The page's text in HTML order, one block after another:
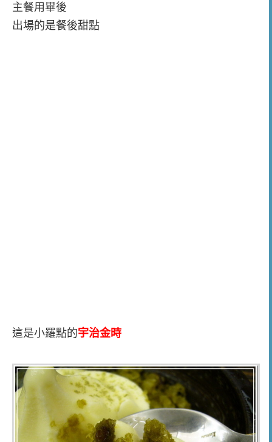
主餐用畢後
出場的是餐後甜點
這是小羅點的宇治金時